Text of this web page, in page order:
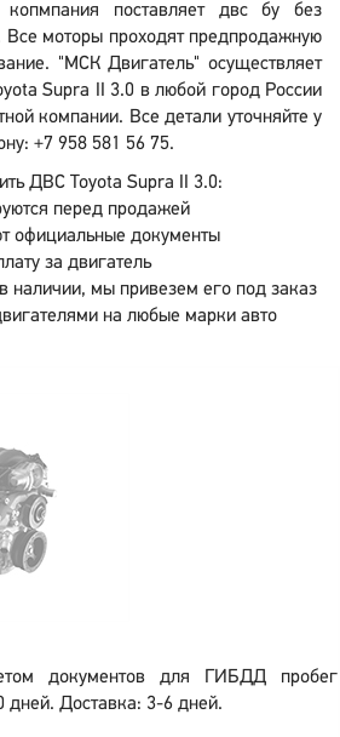
поставляет двс бу без
моторы проходят предпродажную
"МСК Двигатель" осуществляет
Supra II 3.0 в любой город России
компании. Все детали уточняйте у
+7 958 581 56 75.
ДВС Toyota Supra II 3.0:
перед продажей
официальные документы
за двигатель
наличии, мы привезем его под заказ
на любые марки авто
документов для ГИБДД пробег
дней. Доставка: 3-6 дней.